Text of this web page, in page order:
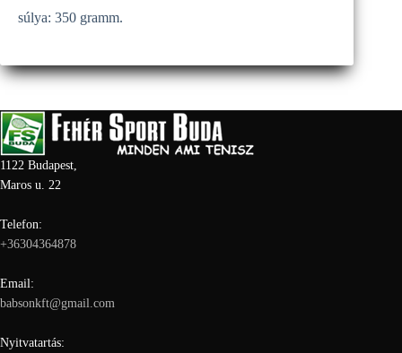
súlya: 350 gramm.
1122 Budapest,
Maros u. 22
Telefon:
+36304364878
Email:
babsonkft@gmail.com
Nyitvatartás: